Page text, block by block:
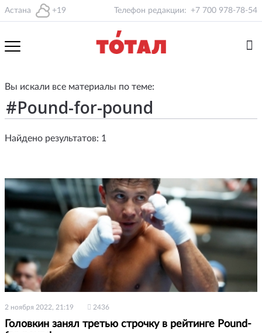
Астана +19 Телефон редакции: +7 700 978-78-54
Вы искали все материалы по теме:
Найдено результатов: 1
2 ноября 2022, 21:19 2436
Головкин занял третью строчку в рейтинге Pound-